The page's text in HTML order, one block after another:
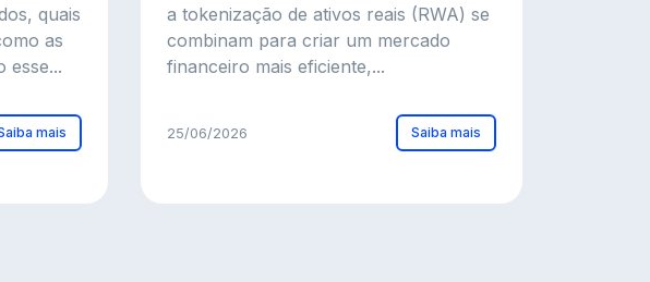
quais
as
esse...
mais
a tokenização de ativos reais (RWA) se
combinam para criar um mercado
financeiro mais eficiente,...
25/06/2026 Saiba mais